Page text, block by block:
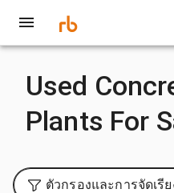
Used
Plants For
ตัวกรองและการจัดเรีย